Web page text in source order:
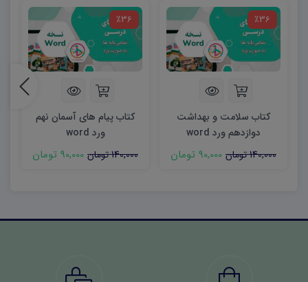
٪36
کتاب سلامت و بهداشت
دوازدهم ورد word
140,000 تومان
90,000 تومان
٪36
کتاب پیام های آسمان نهم
ورد word
140,000 تومان
90,000 تومان